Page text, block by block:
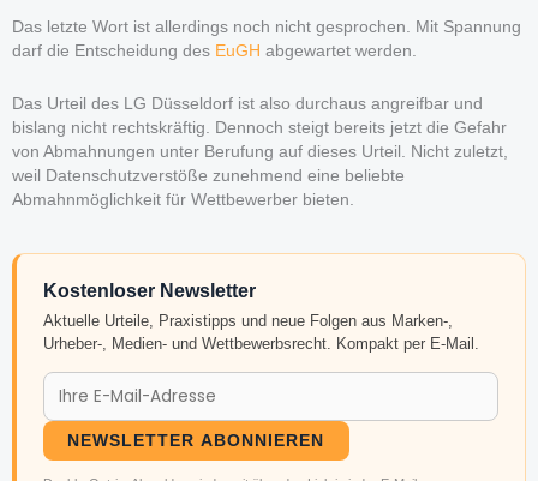
Das letzte Wort ist allerdings noch nicht gesprochen. Mit Spannung
darf die Entscheidung des EuGH abgewartet werden.
Das Urteil des LG Düsseldorf ist also durchaus angreifbar und
bislang nicht rechtskräftig. Dennoch steigt bereits jetzt die Gefahr
von Abmahnungen unter Berufung auf dieses Urteil. Nicht zuletzt,
weil Datenschutzverstöße zunehmend eine beliebte
Abmahnmöglichkeit für Wettbewerber bieten.
Kostenloser Newsletter
Aktuelle Urteile, Praxistipps und neue Folgen aus Marken-,
Urheber-, Medien- und Wettbewerbsrecht. Kompakt per E-Mail.
NEWSLETTER ABONNIEREN